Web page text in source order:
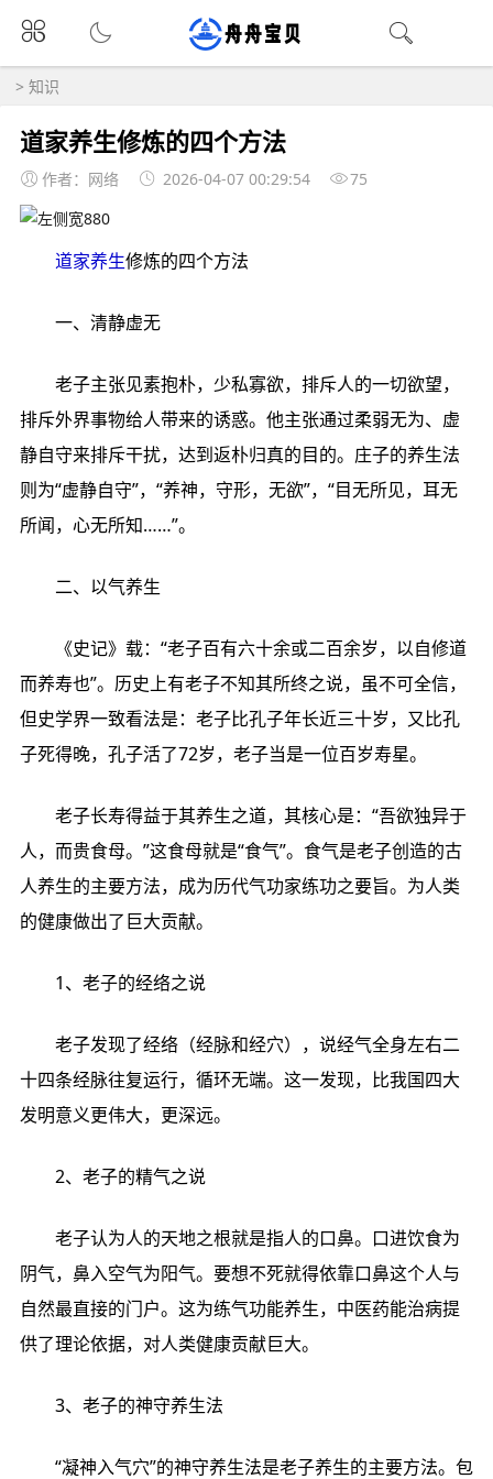
> 知识
道家养生修炼的四个方法
作者：网络 2026-04-07 00:29:54 75
道家养生修炼的四个方法
一、清静虚无
老子主张见素抱朴，少私寡欲，排斥人的一切欲望，
排斥外界事物给人带来的诱惑。他主张通过柔弱无为、虚
静自守来排斥干扰，达到返朴归真的目的。庄子的养生法
则为“虚静自守”，“养神，守形，无欲”，“目无所见，耳无
所闻，心无所知……”。
二、以气养生
《史记》载：“老子百有六十余或二百余岁，以自修道
而养寿也”。历史上有老子不知其所终之说，虽不可全信，
但史学界一致看法是：老子比孔子年长近三十岁，又比孔
子死得晚，孔子活了72岁，老子当是一位百岁寿星。
老子长寿得益于其养生之道，其核心是：“吾欲独异于
人，而贵食母。”这食母就是“食气”。食气是老子创造的古
人养生的主要方法，成为历代气功家练功之要旨。为人类
的健康做出了巨大贡献。
1、老子的经络之说
老子发现了经络（经脉和经穴），说经气全身左右二
十四条经脉往复运行，循环无端。这一发现，比我国四大
发明意义更伟大，更深远。
2、老子的精气之说
老子认为人的天地之根就是指人的口鼻。口进饮食为
阴气，鼻入空气为阳气。要想不死就得依靠口鼻这个人与
自然最直接的门户。这为练气功能养生，中医药能治病提
供了理论依据，对人类健康贡献巨大。
3、老子的神守养生法
“凝神入气穴”的神守养生法是老子养生的主要方法。包